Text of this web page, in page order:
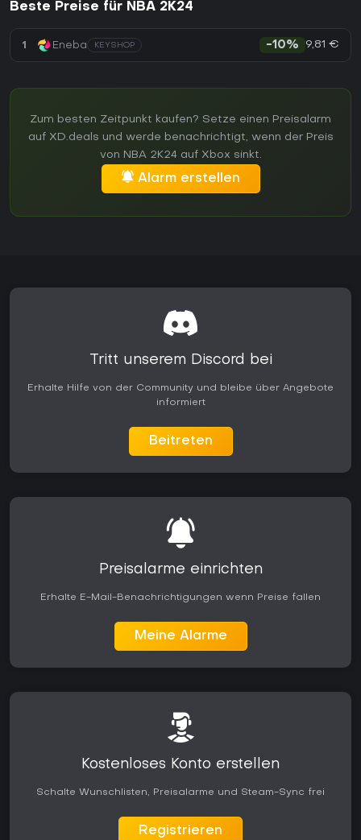
Beste Preise für NBA 2K24
1 Eneba KEYSHOP -10% 9,81 €
Zum besten Zeitpunkt kaufen? Setze einen Preisalarm
auf XD.deals und werde benachrichtigt, wenn der Preis
von NBA 2K24 auf Xbox sinkt.
Alarm erstellen
Tritt unserem Discord bei
Erhalte Hilfe von der Community und bleibe über Angebote
informiert
Beitreten
Preisalarme einrichten
Erhalte E-Mail-Benachrichtigungen wenn Preise fallen
Meine Alarme
Kostenloses Konto erstellen
Schalte Wunschlisten, Preisalarme und Steam-Sync frei
Registrieren